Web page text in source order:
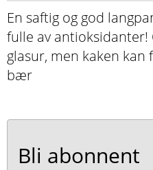
En saftig og god
fulle av
glasur, men kaken
bær
Bli abonnent